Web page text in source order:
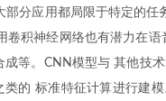
分应用都局限于特定的任
积神经网络也有潜力在语
等。CNN模型与 其他技
的 标准特征计算进行建